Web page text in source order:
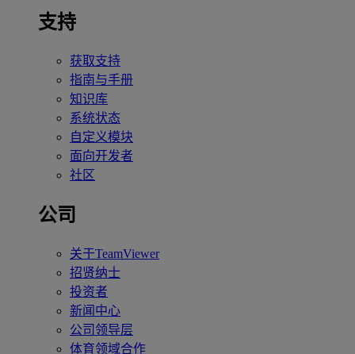
支持
获取支持
指南与手册
知识库
系统状态
自定义模块
面向开发者
社区
公司
关于TeamViewer
招贤纳士
投资者
新闻中心
公司领导层
体育领域合作